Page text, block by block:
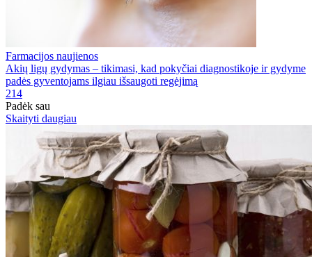
Farmacijos naujienos
Akių ligų gydymas – tikimasi, kad pokyčiai diagnostikoje ir gydyme
padės gyventojams ilgiau išsaugoti regėjimą
214
Padėk sau
Skaityti daugiau